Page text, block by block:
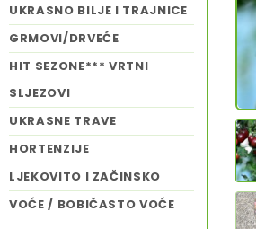
UKRASNO BILJE I TRAJNICE
GRMOVI/DRVEĆE
HIT SEZONE*** VRTNI
SLJEZOVI
UKRASNE TRAVE
HORTENZIJE
LJEKOVITO I ZAČINSKO
VOĆE / BOBIČASTO VOĆE